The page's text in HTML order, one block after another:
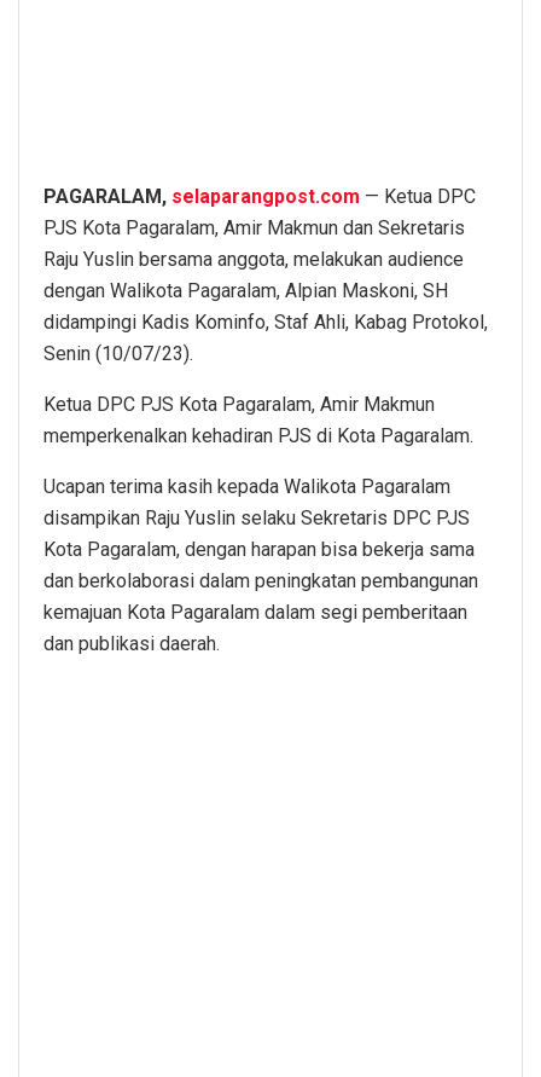
PAGARALAM, selaparangpost.com — Ketua DPC
PJS Kota Pagaralam, Amir Makmun dan Sekretaris
Raju Yuslin bersama anggota, melakukan audience
dengan Walikota Pagaralam, Alpian Maskoni, SH
didampingi Kadis Kominfo, Staf Ahli, Kabag Protokol,
Senin (10/07/23).
Ketua DPC PJS Kota Pagaralam, Amir Makmun
memperkenalkan kehadiran PJS di Kota Pagaralam.
Ucapan terima kasih kepada Walikota Pagaralam
disampikan Raju Yuslin selaku Sekretaris DPC PJS
Kota Pagaralam, dengan harapan bisa bekerja sama
dan berkolaborasi dalam peningkatan pembangunan
kemajuan Kota Pagaralam dalam segi pemberitaan
dan publikasi daerah.